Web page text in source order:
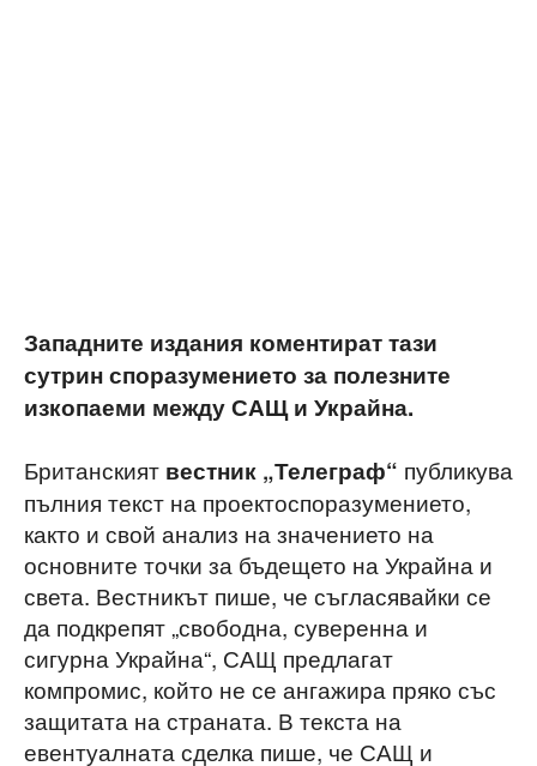
Западните издания коментират тази
сутрин споразумението за полезните
изкопаеми между САЩ и Украйна.
Британският вестник „Телеграф“ публикува
пълния текст на проектоспоразумението,
както и свой анализ на значението на
основните точки за бъдещето на Украйна и
света. Вестникът пише, че съгласявайки се
да подкрепят „свободна, суверенна и
сигурна Украйна“, САЩ предлагат
компромис, който не се ангажира пряко със
защитата на страната. В текста на
евентуалната сделка пише, че САЩ и